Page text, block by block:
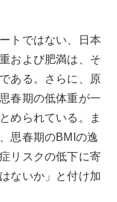
トではない、日本
および肥満は、そ
ある。さらに、原
春期の低体重が一
められている。ま
思春期のBMIの逸
リスクの低下に寄
ないか」と付け加